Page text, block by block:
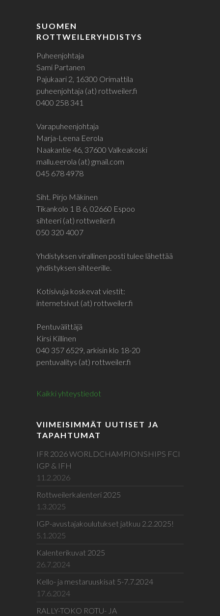
SUOMEN
ROTTWEILERYHDISTYS
Puheenjohtaja
Sami Partanen
Pajukaari 2, 16300 Orimattila
puheenjohtaja (at) rottweiler.fi
0400 258 341
Varapuheenjohtaja
Marja-Leena Eerola
Naakantie 46, 37600 Valkeakoski
mallu.eerola (at) gmail.com
045 678 4978
Siht. Pirjo Mäkinen
Tikankolo 1 B 6, 02660 Espoo
sihteeri (at) rottweiler.fi
050 320 4007
Yhdistyksen virallinen posti tulee lähettää
yhdistyksen sihteerille.
Kotisivuja koskevat viestit:
internetsivut (at) rottweiler.fi
Pentuvälittäjä
Kirsi Killinen
040 357 6529, arkisin klo 18-20
pentuvalitys (at) rottweiler.fi
Kaikki yhteystiedot
VIIMEISIMMÄT UUTISET JA
TAPAHTUMAT
IFR 2026 WORLDCHAMPIONSHIPS FCI
IGP & IFH
11.2.2026
Rottweilerkalenteri 2025
1.3.2025
IGP-avustajakoulutukset jatkuu 2.2.2025!
5.1.2025
Kalenterikuvat 2025
26.7.2024
Kello- ja mestaruuskisat 5-7.7.2024
17.6.2024
RALLY-TOKO ROTU- JA